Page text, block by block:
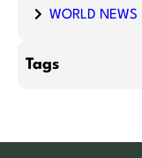
WORLD NEWS
Tags